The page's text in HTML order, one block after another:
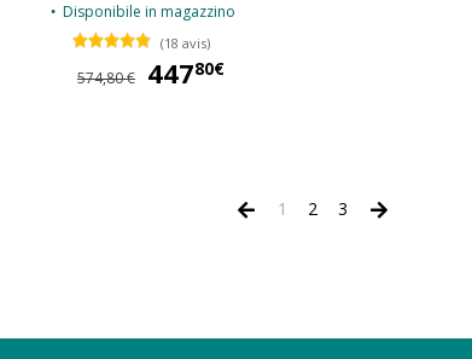
Disponibile in magazzino
(18 avis)
574,80 € 44780€
1 2 3